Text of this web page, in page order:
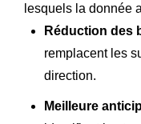
lesquels la donnée
Réduction des
remplacent les
direction.
Meilleure